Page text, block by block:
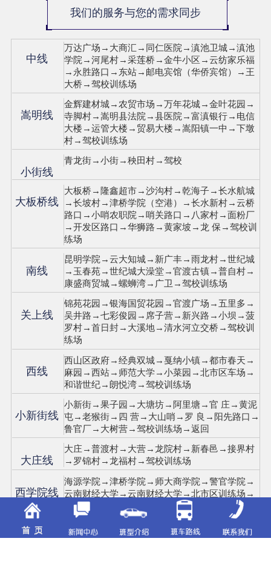
我们的服务与您的需求同步
中线
万达广场→大商汇→同仁医院→滇池卫城→滇池
学院→河尾村→采莲桥→金牛小区→云纺家乐福
→永胜路口→东站→邮电宾馆（华侨宾馆）→王
大桥→驾校训练场
嵩明线
金辉建材城→农贸市场→万年花城→金叶花园→
寺脚村→嵩明县法院→县医院→富滇银行→电信
大楼→运管大楼→贸易大楼→嵩阳镇一中→下墩
村→驾校训练场
小街线
青龙街→小街→秧田村→驾校
大板桥线
大板桥→隆鑫超市→沙沟村→乾海子→长水航城
→长坡村→津桥学院（空港）→长水新村→云桥
路口→小哨农职院→哨关路口→八家村→面粉厂
→开发区路口→华狮路→黄家坡→龙 保→驾校训
练场
南线
昆明学院→云大知城→新广丰→雨龙村→世纪城
→玉春苑→世纪城大澡堂→官渡古镇→普自村→
康盛商贸城→螺蛳湾→广卫→驾校训练场
关上线
锦苑花园→银海国贸花园→官渡广场→五里多→
吴井路→七彩俊园→席子营→新兴路→小坝→菠
罗村→首日封→大溪地→清水河立交桥→驾校训
练场
西线
西山区政府→经典双城→戛纳小镇→都市春天→
麻园→西站→师范大学→小菜园→北市区车场→
和谐世纪→朗悦湾→驾校训练场
小新街线
小新街→果子园→大塘坊→阿里塘→官 庄→黄泥
屯→老猴街→四 营→大山哨→罗 良→阳先路口→
鲁官厂→大树营→驾校训练场→返回
大庄线
大庄→普渡村→大营→龙院村→新春邑→接界村
→罗锦村→龙福村→驾校训练场
西学院线
海源学院→津桥学院→师大商学院→警官学院→
云南财经大学→云南财经大学→北市区训练场→
烟厂→机电学院→农业大学→幸福家园→训练场
北线
花之城→福虹家园→西南林业大学→世博园→佳
园小区→官房康复医院→东华小区→理工大学→